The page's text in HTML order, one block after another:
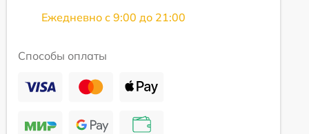
Ежедневно с 9:00 до 21:00
Способы оплаты